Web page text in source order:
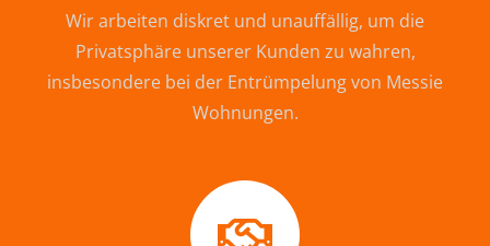
Wir arbeiten diskret und unauffällig, um die
Privatsphäre unserer Kunden zu wahren,
insbesondere bei der Entrümpelung von Messie
Wohnungen.